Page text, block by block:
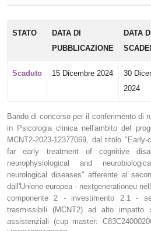
STATO
DATA DI
PUBBLICAZIONE
DATA DI
Scaduto 15 Dicembre 2024
30
2024
Bando di concorso per il conferimento di
in Psicologia clinica nell'ambito del
MCNT2-2023-12377069, dal titolo
far early treatment of cognitive
neurophysiological and
neurological diseases" afferente al
dall'Unione europea - nextgenerationeu
componente 2 - investimento 2.1 -
trasmissibili (MCNT2) ad alto
assistenziali (cup master: